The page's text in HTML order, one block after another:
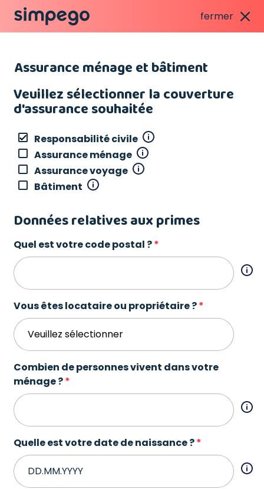
fermer
Assurance ménage et bâtiment
Veuillez sélectionner la couverture
d'assurance souhaitée
Responsabilité civile
Assurance ménage
Assurance voyage
Bâtiment
Données relatives aux primes
Quel est votre code postal ?
Vous êtes locataire ou propriétaire ?
Combien de personnes vivent dans votre
ménage ?
Quelle est votre date de naissance ?